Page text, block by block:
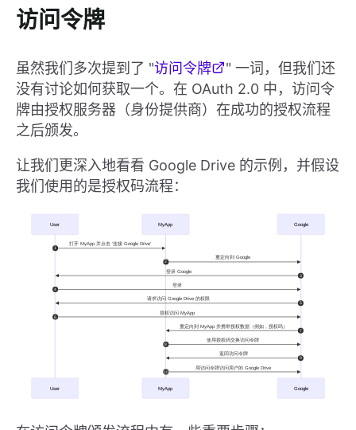
访问令牌
虽然我们多次提到了 "访问令牌
" 一词，但我们还
没有讨论如何获取一个。在 OAuth 2.0 中，访问令
牌由授权服务器（身份提供商）在成功的授权流程
之后颁发。
让我们更深入地看看 Google Drive 的示例，并假设
我们使用的是授权码流程：